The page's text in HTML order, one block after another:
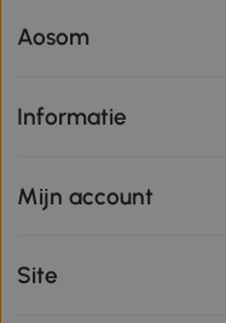
Aosom
Informatie
Mijn account
Site